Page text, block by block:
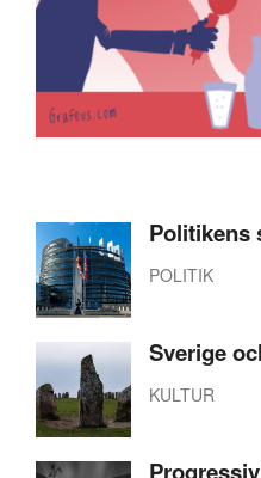
Politikens
POLITIK
Sverige
KULTUR